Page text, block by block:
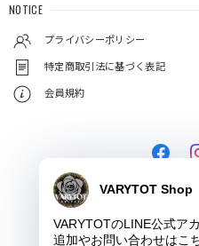
NOTICE
プライバシーポリシー
特定商取引法に基づく表記
会員規約